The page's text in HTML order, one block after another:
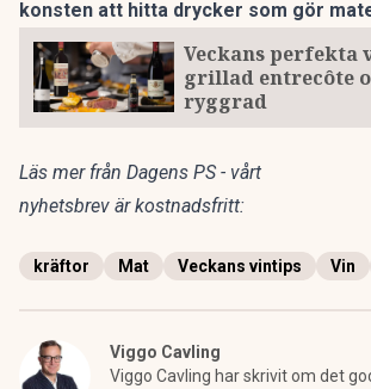
konsten att hitta drycker som gör
Veckans perfekta
grillad entrecôte
ryggrad
Läs mer från Dagens PS - vårt
nyhetsbrev är kostnadsfritt:
kräftor Mat Veckans vintips Vin
Viggo Cavling
Viggo Cavling har skrivit om det